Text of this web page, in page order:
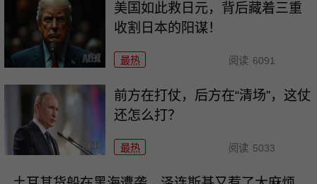
美国如此救日元，背后藏着三重
收割日本的阳谋！
最热 阅读 6091
前方在打仗，后方在“清场”，这仗
还怎么打？
最热 阅读 5033